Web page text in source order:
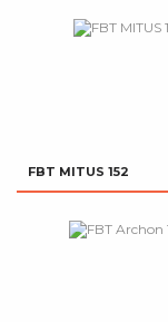
FBT MITUS 152